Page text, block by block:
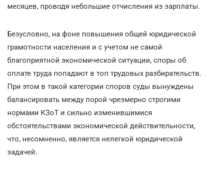
месяцев, проводя небольшие отчисления из зарплаты.
Безусловно, на фоне повышения общей юридической
грамотности населения и с учетом не самой
благоприятной экономической ситуации, споры об
оплате труда попадают в топ трудовых разбирательств.
При этом в такой категории споров суды вынуждены
балансировать между порой чрезмерно строгими
нормами КЗоТ и сильно изменившимися
обстоятельствами экономической действительности,
что, несомненно, является нелегкой юридической
задачей.